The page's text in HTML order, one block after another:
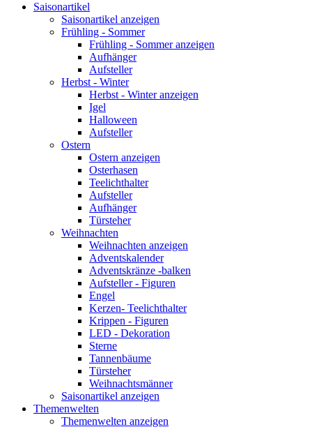
Saisonartikel
Saisonartikel anzeigen
Frühling - Sommer
Frühling - Sommer anzeigen
Aufhänger
Aufsteller
Herbst - Winter
Herbst - Winter anzeigen
Igel
Halloween
Aufsteller
Ostern
Ostern anzeigen
Osterhasen
Teelichthalter
Aufsteller
Aufhänger
Türsteher
Weihnachten
Weihnachten anzeigen
Adventskalender
Adventskränze -balken
Aufsteller - Figuren
Engel
Kerzen- Teelichthalter
Krippen - Figuren
LED - Dekoration
Sterne
Tannenbäume
Türsteher
Weihnachtsmänner
Saisonartikel anzeigen
Themenwelten
Themenwelten anzeigen